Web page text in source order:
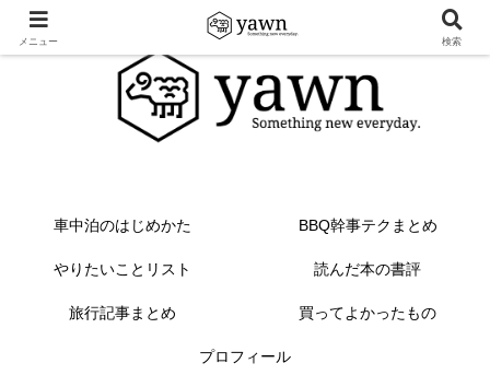
車中泊のはじめかた BBQ幹事テクまとめ
やりたいことリスト 読んだ本の書評
旅行記事まとめ 買ってよかったもの
プロフィール
メニュー 検索